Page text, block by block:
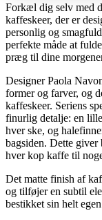
Forkæl dig selv med
kaffeskeer, der er
personlig og
perfekte måde at
præg til dine
Designer Paola
former og farver, og
kaffeskeer. Seriens
finurlig detalje: en
hver ske, og
bagsiden. Dette
hver kop kaffe til
Det matte finish af
og tilføjer en subtil
bestikket sin helt